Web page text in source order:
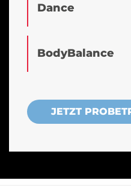
Dance
BodyBalance
JETZT